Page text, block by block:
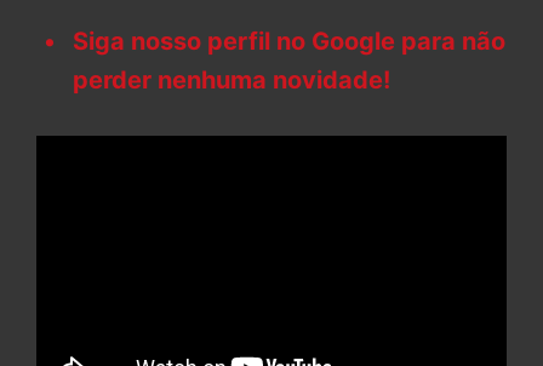
Siga nosso perfil no Google para não
perder nenhuma novidade!